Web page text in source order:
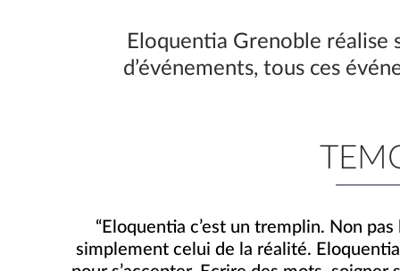
Eloquentia Grenoble réalise
d’événements, tous ces
“Eloquentia c’est un tremplin. Non
simplement celui de la réalité.